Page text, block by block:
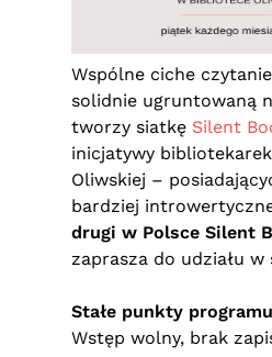
Wspólne ciche
solidnie ugruntowaną
tworzy siatkę Silent
inicjatywy
Oliwskiej –
bardziej
drugi w Polsce Silent
zaprasza do udziału w
Stałe punkty
Wstęp wolny, brak